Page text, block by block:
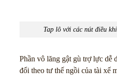
Tap lô với các nút điều
Phần vô lăng gật gù trợ lực dễ
đổi theo tư thế ngồi của tài xế